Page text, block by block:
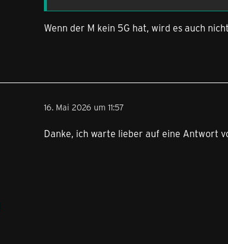
Wenn der M kein 5G hat, wird es auch
16. Mai 2026 um 11:57
Danke, ich warte lieber auf eine Antwort